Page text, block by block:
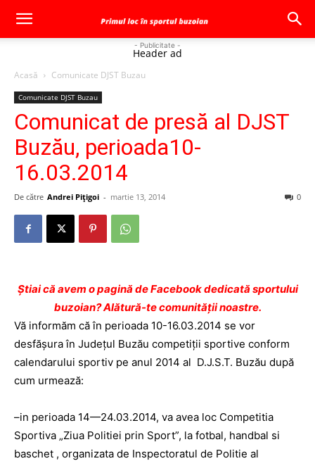
- Publicitate -
Header ad
Acasă Comunicate DJST Buzau
Comunicate DJST Buzau
Comunicat de presă al DJST
Buzău, perioada10-
16.03.2014
De către Andrei Pițigoi - martie 13, 2014 0
Ştiai că avem o pagină de Facebook dedicată sportului
buzoian? Alătură-te comunității noastre.
Vă informăm că în perioada 10-16.03.2014 se vor
desfăşura în Judeţul Buzău competiţii sportive conform
calendarului sportiv pe anul 2014 al D.J.S.T. Buzău după
cum urmează:
–in perioada 14—24.03.2014, va avea loc Competitia
Sportiva „Ziua Politiei prin Sport”, la fotbal, handbal si
baschet , organizata de Inspectoratul de Politie al